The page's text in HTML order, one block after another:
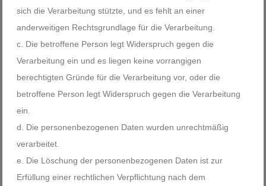
sich die Verarbeitung stützte, und es fehlt an einer
anderweitigen Rechtsgrundlage für die Verarbeitung.
Die betroffene Person legt Widerspruch gegen die
Verarbeitung ein und es liegen keine vorrangigen
berechtigten Gründe für die Verarbeitung vor, oder die
betroffene Person legt Widerspruch gegen die Verarbeitung
ein.
Die personenbezogenen Daten wurden unrechtmäßig
verarbeitet.
Die Löschung der personenbezogenen Daten ist zur
Erfüllung einer rechtlichen Verpflichtung nach dem